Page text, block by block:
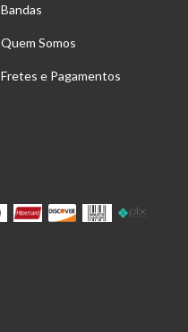
Bandas
Quem Somos
Fretes e Pagamentos